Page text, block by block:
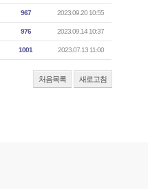
967 2023.09.20 10:55
976 2023.09.14 10:37
1001 2023.07.13 11:00
처음목록 새로고침